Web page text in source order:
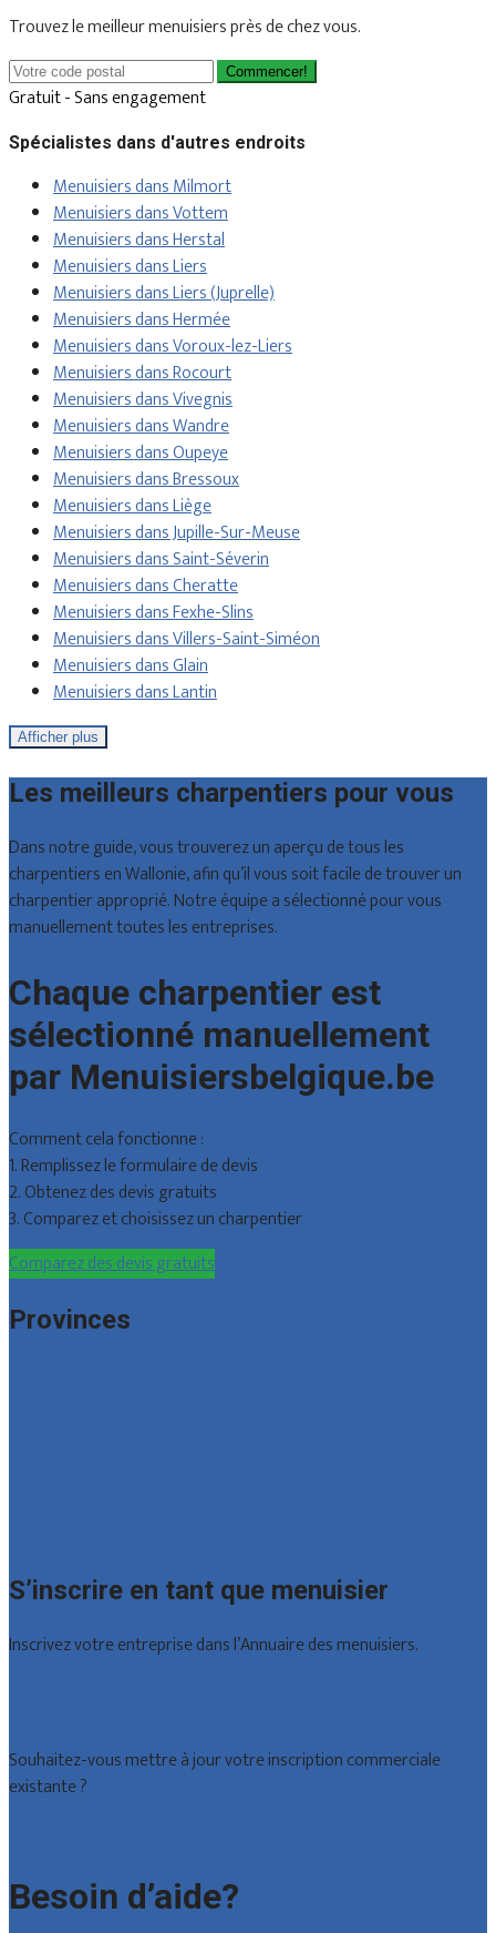
Trouvez le meilleur menuisiers près de chez vous.
Commencer!
Gratuit - Sans engagement
Spécialistes dans d'autres endroits
Menuisiers dans Milmort
Menuisiers dans Vottem
Menuisiers dans Herstal
Menuisiers dans Liers
Menuisiers dans Liers (Juprelle)
Menuisiers dans Hermée
Menuisiers dans Voroux-lez-Liers
Menuisiers dans Rocourt
Menuisiers dans Vivegnis
Menuisiers dans Wandre
Menuisiers dans Oupeye
Menuisiers dans Bressoux
Menuisiers dans Liège
Menuisiers dans Jupille-Sur-Meuse
Menuisiers dans Saint-Séverin
Menuisiers dans Cheratte
Menuisiers dans Fexhe-Slins
Menuisiers dans Villers-Saint-Siméon
Menuisiers dans Glain
Menuisiers dans Lantin
Afficher plus
Les meilleurs charpentiers pour vous
Dans notre guide, vous trouverez un aperçu de tous les
charpentiers en Wallonie, afin qu’il vous soit facile de trouver un
charpentier approprié. Notre équipe a sélectionné pour vous
manuellement toutes les entreprises.
Chaque charpentier est
sélectionné manuellement
par Menuisiersbelgique.be
Comment cela fonctionne :
1. Remplissez le formulaire de devis
2. Obtenez des devis gratuits
3. Comparez et choisissez un charpentier
Comparez des devis gratuits
Provinces
S’inscrire en tant que menuisier
Inscrivez votre entreprise dans l’Annuaire des menuisiers.
Souhaitez-vous mettre à jour votre inscription commerciale
existante ?
Besoin d’aide?